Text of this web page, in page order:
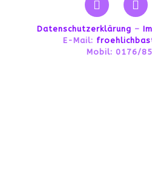
Datenschutzerklärung –
E-Mail:
Mobil: 0176/